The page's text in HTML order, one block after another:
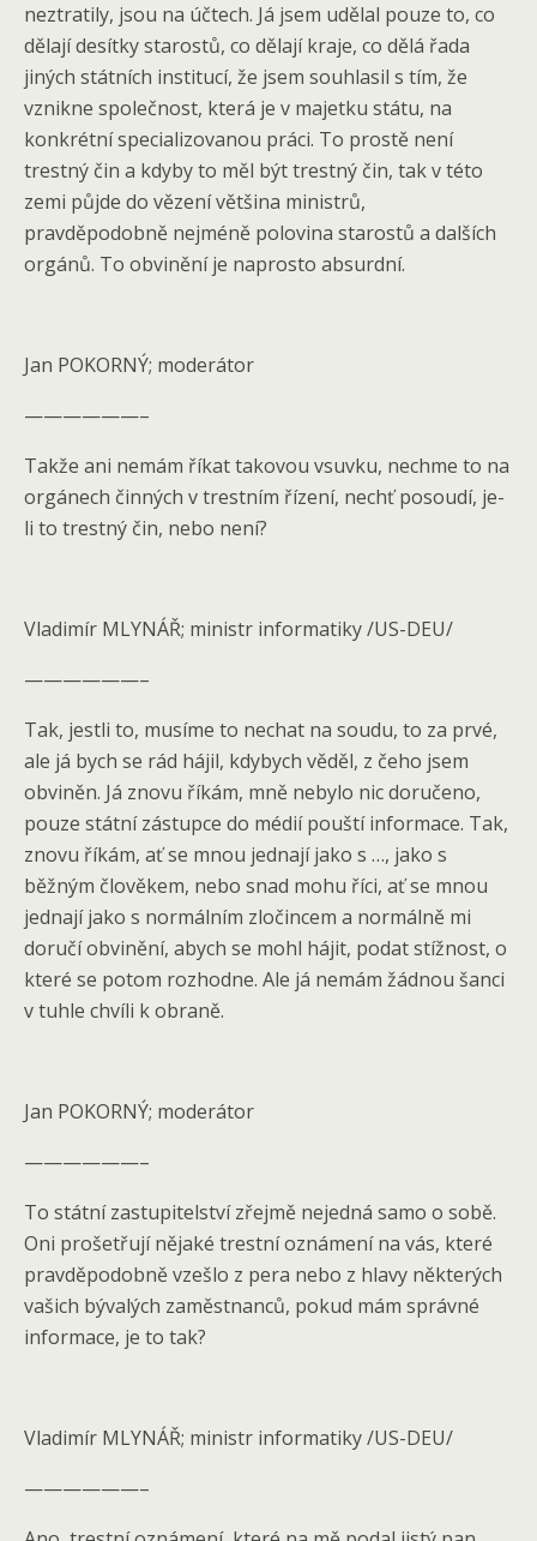
neztratily, jsou na účtech. Já jsem udělal pouze to, co
dělají desítky starostů, co dělají kraje, co dělá řada
jiných státních institucí, že jsem souhlasil s tím, že
vznikne společnost, která je v majetku státu, na
konkrétní specializovanou práci. To prostě není
trestný čin a kdyby to měl být trestný čin, tak v této
zemi půjde do vězení většina ministrů,
pravděpodobně nejméně polovina starostů a dalších
orgánů. To obvinění je naprosto absurdní.
Jan POKORNÝ; moderátor
——————–
Takže ani nemám říkat takovou vsuvku, nechme to na
orgánech činných v trestním řízení, nechť posoudí, je-
li to trestný čin, nebo není?
Vladimír MLYNÁŘ; ministr informatiky /US-DEU/
——————–
Tak, jestli to, musíme to nechat na soudu, to za prvé,
ale já bych se rád hájil, kdybych věděl, z čeho jsem
obviněn. Já znovu říkám, mně nebylo nic doručeno,
pouze státní zástupce do médií pouští informace. Tak,
znovu říkám, ať se mnou jednají jako s …, jako s
běžným člověkem, nebo snad mohu říci, ať se mnou
jednají jako s normálním zločincem a normálně mi
doručí obvinění, abych se mohl hájit, podat stížnost, o
které se potom rozhodne. Ale já nemám žádnou šanci
v tuhle chvíli k obraně.
Jan POKORNÝ; moderátor
——————–
To státní zastupitelství zřejmě nejedná samo o sobě.
Oni prošetřují nějaké trestní oznámení na vás, které
pravděpodobně vzešlo z pera nebo z hlavy některých
vašich bývalých zaměstnanců, pokud mám správné
informace, je to tak?
Vladimír MLYNÁŘ; ministr informatiky /US-DEU/
——————–